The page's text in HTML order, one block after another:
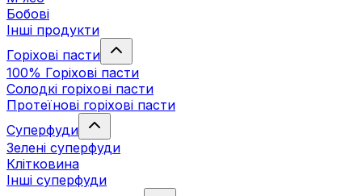
Бобові
Інші продукти
Горіхові пасти
100% Горіхові пасти
Солодкі горіхові пасти
Протеїнові горіхові пасти
Суперфуди
Зелені суперфуди
Клітковина
Інші суперфуди